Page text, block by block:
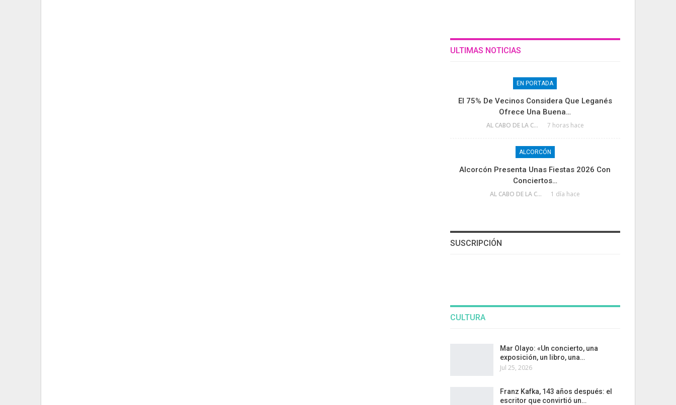
ULTIMAS NOTICIAS
EN PORTADA
El 75% De Vecinos Considera Que Leganés
Ofrece Una Buena…
AL CABO DE LA CALLE 7 horas hace
ALCORCÓN
Alcorcón Presenta Unas Fiestas 2026 Con
Conciertos…
AL CABO DE LA CALLE 1 día hace
SUSCRIPCIÓN
CULTURA
Mar Olayo: «Un concierto, una
exposición, un libro, una…
Jul 25, 2026
Franz Kafka, 143 años después: el
escritor que convirtió un…